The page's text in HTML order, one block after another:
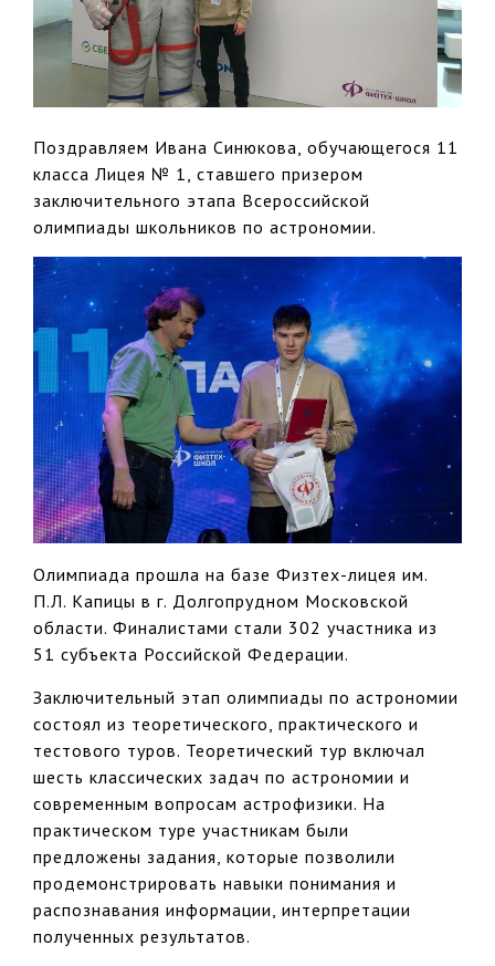
Поздравляем Ивана Синюкова, обучающегося 11
класса Лицея № 1, ставшего призером
заключительного этапа Всероссийской
олимпиады школьников по астрономии.
Олимпиада прошла на базе Физтех-лицея им.
П.Л. Капицы в г. Долгопрудном Московской
области. Финалистами стали 302 участника из
51 субъекта Российской Федерации.
Заключительный этап олимпиады по астрономии
состоял из теоретического, практического и
тестового туров. Теоретический тур включал
шесть классических задач по астрономии и
современным вопросам астрофизики. На
практическом туре участникам были
предложены задания, которые позволили
продемонстрировать навыки понимания и
распознавания информации, интерпретации
полученных результатов.